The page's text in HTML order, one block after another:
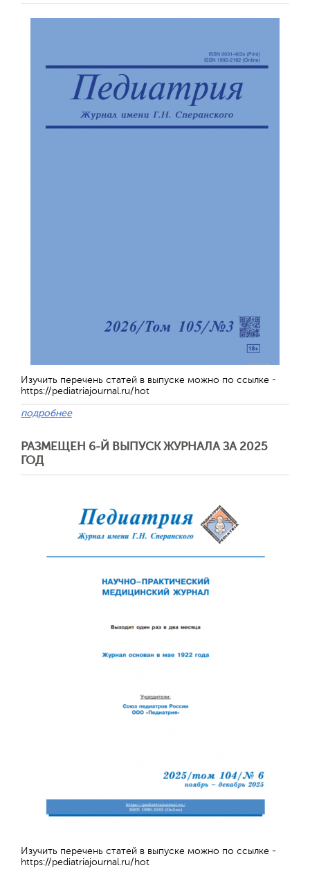
Изучить перечень статей в выпуске можно по ссылке -
https://pediatriajournal.ru/hot
подробнее
РАЗМЕЩЕН 6-Й ВЫПУСК ЖУРНАЛА ЗА 2025
ГОД
Изучить перечень статей в выпуске можно по ссылке -
https://pediatriajournal.ru/hot